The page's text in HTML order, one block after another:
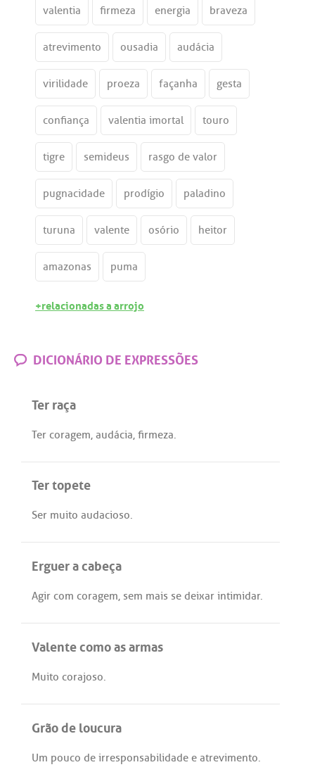
valentia firmeza energia braveza
atrevimento ousadia audácia
virilidade proeza façanha gesta
confiança valentia imortal touro
tigre semideus rasgo de valor
pugnacidade prodígio paladino
turuna valente osório heitor
amazonas puma
+relacionadas a arrojo
DICIONÁRIO DE EXPRESSÕES
Ter raça
Ter coragem, audácia, firmeza.
Ter topete
Ser muito audacioso.
Erguer a cabeça
Agir com coragem, sem mais se deixar intimidar.
Valente como as armas
Muito corajoso.
Grão de loucura
Um pouco de irresponsabilidade e atrevimento.